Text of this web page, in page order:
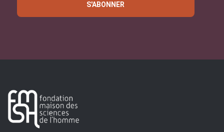
S'ABONNER